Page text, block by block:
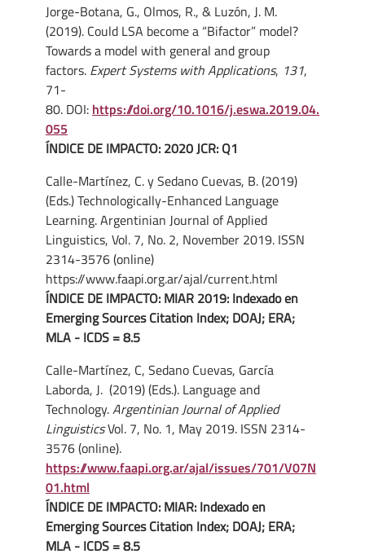
Jorge-Botana, G., Olmos, R., & Luzón, J. M.
(2019). Could LSA become a “Bifactor” model?
Towards a model with general and group
factors. Expert Systems with Applications, 131,
71-
80. DOI: https://doi.org/10.1016/j.eswa.2019.04.
055
ÍNDICE DE IMPACTO: 2020 JCR: Q1
Calle-Martínez, C. y Sedano Cuevas, B. (2019)
(Eds.) Technologically-Enhanced Language
Learning. Argentinian Journal of Applied
Linguistics, Vol. 7, No. 2, November 2019. ISSN
2314-3576 (online)
https://www.faapi.org.ar/ajal/current.html
ÍNDICE DE IMPACTO: MIAR 2019: Indexado en
Emerging Sources Citation Index; DOAJ; ERA;
MLA - ICDS = 8.5
Calle-Martínez, C, Sedano Cuevas, García
Laborda, J. (2019) (Eds.). Language and
Technology.Argentinian Journal of Applied
LinguisticsVol. 7, No. 1, May 2019. ISSN 2314-
3576 (online).
https://www.faapi.org.ar/ajal/issues/701/V07N
01.html
ÍNDICE DE IMPACTO: MIAR: Indexado en
Emerging Sources Citation Index; DOAJ; ERA;
MLA - ICDS = 8.5